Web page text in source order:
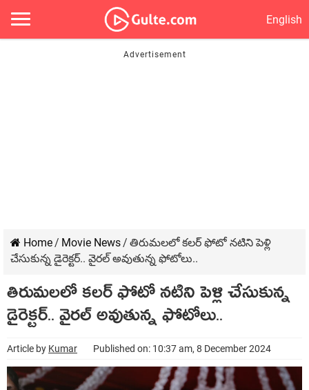
English
Home/ Movie News/ తిరుమలలో కలర్ ఫోటో నటిని పెళ్లి
చేసుకున్న డైరెక్టర్.. వైరల్ అవుతున్న ఫోటోలు..
తిరుమలలో కలర్ ఫోటో నటిని పెళ్లి చేసుకున్న
డైరెక్టర్.. వైరల్ అవుతున్న ఫోటోలు..
Article by Kumar Published on: 10:37 am, 8 December 2024